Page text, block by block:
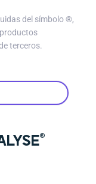
del símbolo®,
terceros.